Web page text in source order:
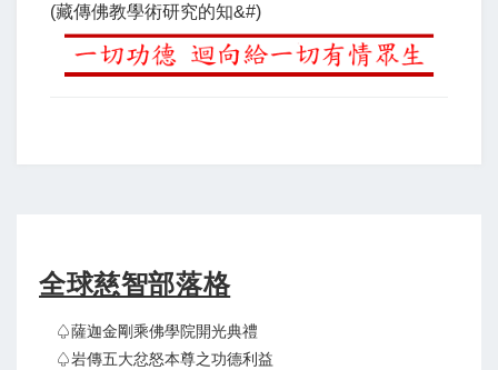
(藏傳佛教學術研究的知&#)
全球慈智部落格
♤薩迦金剛乘佛學院開光典禮
♤岩傳五大忿怒本尊之功德利益